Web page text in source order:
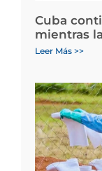
Cuba
mientras
Leer Más >>